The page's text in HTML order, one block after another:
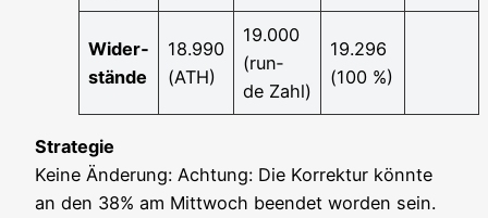
Wider­
stän­de
18.990
(ATH)
19.000
(run­
de Zahl)
19.296
(100 %)
Stra­te­gie
Kei­ne Ände­rung: Ach­tung: Die Kor­rek­tur könn­te
an den 38% am Mitt­woch been­det wor­den sein.